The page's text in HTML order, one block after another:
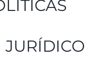
JURÍDICO